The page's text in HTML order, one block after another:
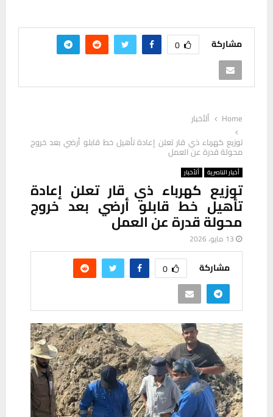
مشاركة 0
Home
ألأخبار
توزيع كهرباء ذي قار تعلن إعادة تأهيل خط قابلو أرضي بعد خروج
محولة قدرة عن العمل
أخبار الناصرية ألأخبار
توزيع كهرباء ذي قار تعلن إعادة
تأهيل خط قابلو أرضي بعد خروج
محولة قدرة عن العمل
13 مايو، 2026
مشاركة 0